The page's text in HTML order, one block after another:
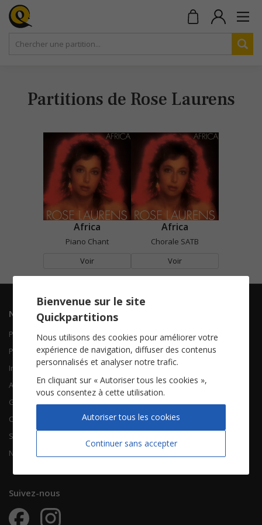
Partitions de Rose Laurens
Africa
Piano Chant
Voir
Africa
Chorale SATB
Voir
Navigation
Piano Chant
Piano Solo
Instruments solistes
Accordéon
Guitare
Chorales
Songbooks
Nouvelles partitions
Contactez-nous
Qui sommes-nous
FAQ
À propos
CGV
Mentions légales
Vie privée
Suivez-nous
Bienvenue sur le site
Quickpartitions
Nous utilisons des cookies pour améliorer votre
expérience de navigation, diffuser des contenus
personnalisés et analyser notre trafic.
En cliquant sur « Autoriser tous les cookies »,
vous consentez à cette utilisation.
Continuer sans accepter
Autoriser tous les cookies